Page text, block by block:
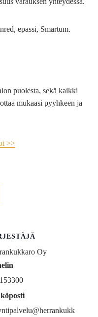
epassi, Smartum.
puolesta, sekä kaikki
mukaasi pyyhkeen ja
>>
Oy